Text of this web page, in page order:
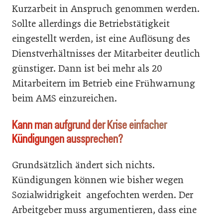
Kurzarbeit in Anspruch genommen werden.
Sollte allerdings die Betriebstätigkeit
eingestellt werden, ist eine Auflösung des
Dienstverhältnisses der Mitarbeiter deutlich
günstiger. Dann ist bei mehr als 20
Mitarbeitern im Betrieb eine Frühwarnung
beim AMS einzureichen.
Kann man aufgrund der Krise einfacher
Kündigungen aussprechen?
Grundsätzlich ändert sich nichts.
Kündigungen können wie bisher wegen
Sozialwidrigkeit angefochten werden. Der
Arbeitgeber muss argumentieren, dass eine